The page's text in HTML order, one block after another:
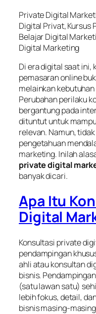
Private Digital
Digital Privat, Kursus
Belajar Digital
Digital Marketing
Di era digital saat ini,
pemasaran online
melainkan
Perubahan perilaku
bergantung pada
dituntut untuk
relevan. Namun,
pengetahuan
marketing. Inilah
private digital
banyak dicari.
Apa Itu
Digital
Konsultasi private
pendampingan
ahli atau konsultan
bisnis.
(satu lawan satu)
lebih fokus, detail,
bisnis masing-